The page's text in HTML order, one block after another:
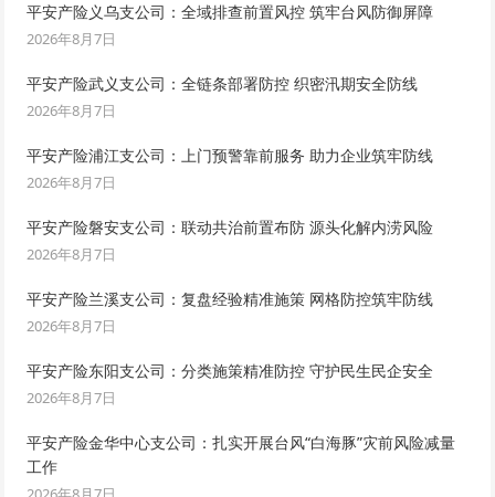
平安产险义乌支公司：全域排查前置风控 筑牢台风防御屏障
2026年8月7日
平安产险武义支公司：全链条部署防控 织密汛期安全防线
2026年8月7日
平安产险浦江支公司：上门预警靠前服务 助力企业筑牢防线
2026年8月7日
平安产险磐安支公司：联动共治前置布防 源头化解内涝风险
2026年8月7日
平安产险兰溪支公司：复盘经验精准施策 网格防控筑牢防线
2026年8月7日
平安产险东阳支公司：分类施策精准防控 守护民生民企安全
2026年8月7日
平安产险金华中心支公司：扎实开展台风“白海豚”灾前风险减量
工作